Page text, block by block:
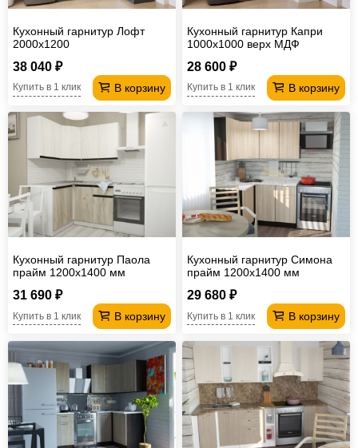
Кухонный гарнитур Лофт
2000х1200
38 040 ₽
В корзину
Купить в 1 клик
Кухонный гарнитур Капри
1000х1000 верх МДФ
28 600 ₽
В корзину
Купить в 1 клик
Кухонный гарнитур Паола
прайм 1200х1400 мм
31 690 ₽
В корзину
Купить в 1 клик
Кухонный гарнитур Симона
прайм 1200х1400 мм
29 680 ₽
В корзину
Купить в 1 клик